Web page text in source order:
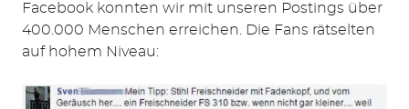
Facebook konnten wir mit unseren Postings über
400.000 Menschen erreichen. Die Fans rätselten
auf hohem Niveau: